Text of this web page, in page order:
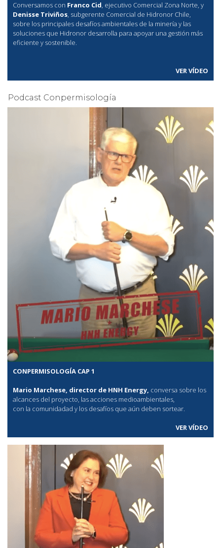
Conversamos con Franco Cid, ejecutivo Comercial Zona Norte, y
Denisse Triviños, subgerente Comercial de Hidronor Chile,
sobre los principales desafíos ambientales de la minería y las
soluciones que Hidronor desarrolla para apoyar una gestión más
eficiente y sostenible.
VER VÍDEO
Podcast Conpermisología
CONPERMISOLOGÍA CAP 1
Mario Marchese, director de HNH Energy, conversa sobre los
alcances del proyecto, las acciones medioambientales,
con la comunidadad y los desafíos que aún deben sortear.
VER VÍDEO